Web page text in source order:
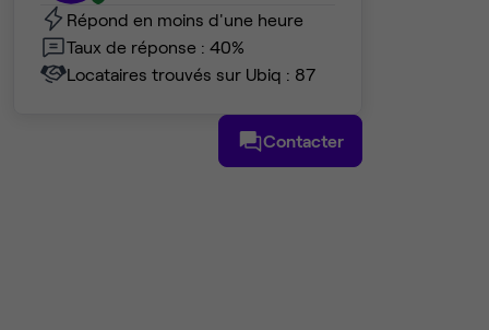
Répond en moins d'une heure
Taux de réponse : 40%
Locataires trouvés sur Ubiq : 87
Contacter